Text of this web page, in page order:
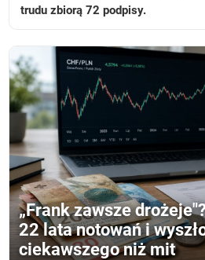
trudu zbiorą 72 podpisy.
„Frank zawsze
22 lata notowań i
ciekawszego niż mit